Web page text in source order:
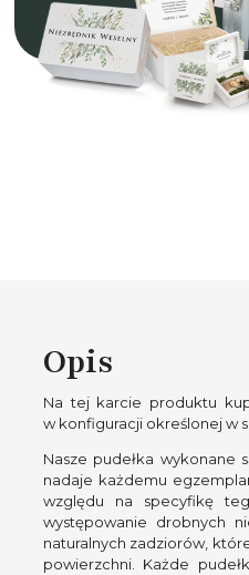
Opis
Na tej karcie produktu
w konfiguracji określonej w
Nasze pudełka wykonane
nadaje każdemu
względu na specyfikę
występowanie drobnych
naturalnych zadziorów,
powierzchni. Każde